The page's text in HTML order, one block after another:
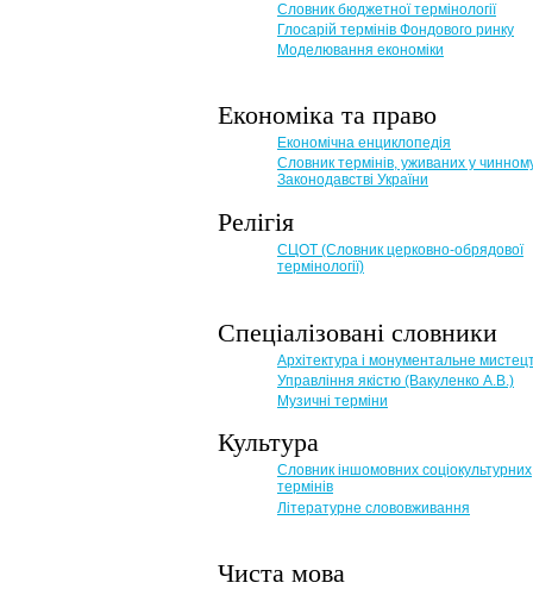
Словник бюджетної термінології
Глосарій термінів Фондового ринку
Моделювання економіки
Економіка та право
Eкономічна енциклопедія
Словник термінів, уживаних у
Законодавстві України
Релігія
СЦОТ (Словник церковно-обрядової
термінології)
Спеціалізовані словники
Архітектура і монументальне
Управління якістю (Вакуленко А.В.)
Музичні терміни
Культура
Словник іншомовних соціокультурних
термінів
Літературне слововживання
Чиста мова